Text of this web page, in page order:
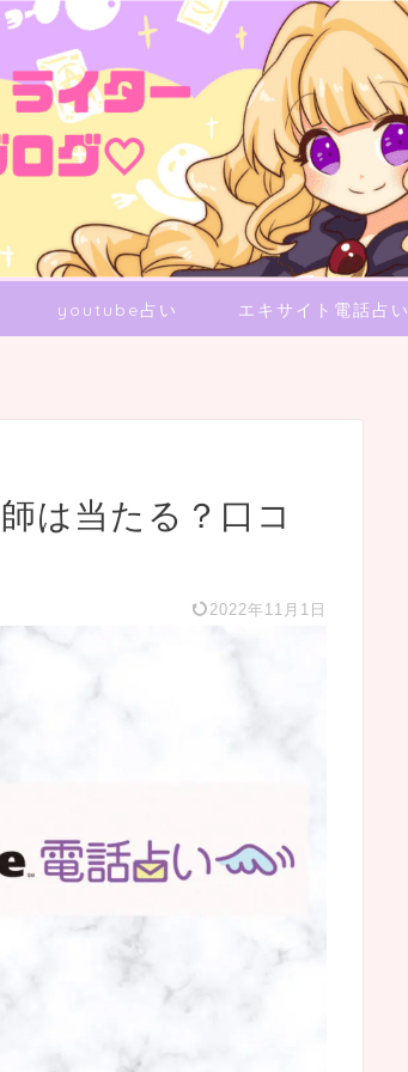
youtube占い エキサイト電話占い
は当たる？口コ
2022年11月1日